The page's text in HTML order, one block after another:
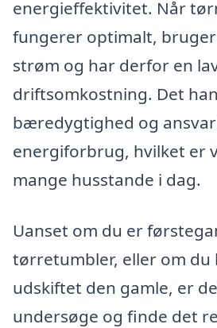
energieffektivitet. Når
fungerer optimalt,
strøm og har derfor en
driftsomkostning. Det
bæredygtighed og
energiforbrug, hvilket er
mange husstande i dag.
Uanset om du er
tørretumbler, eller om du
udskiftet den gamle, er
undersøge og finde det